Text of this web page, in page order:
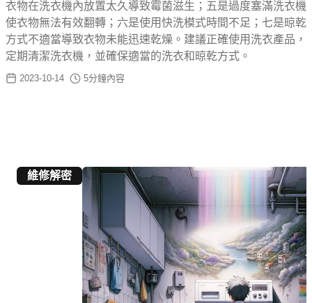
衣物在洗衣機內放置太久導致霉菌滋生；五是過度塞滿洗衣機
使衣物無法有效翻轉；六是使用快洗模式時間不足；七是晾乾
方式不適當導致衣物未能迅速乾燥。建議正確使用洗衣產品，
定期清潔洗衣機，並確保適當的洗衣和晾乾方式。
2023-10-14 5分鐘內容
維修解密